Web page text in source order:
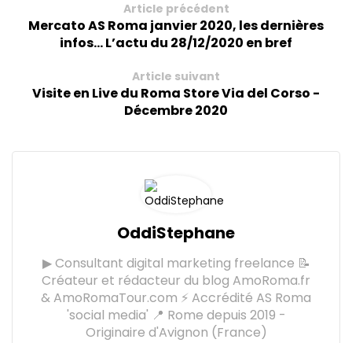
Article précédent
Mercato AS Roma janvier 2020, les dernières
infos... L’actu du 28/12/2020 en bref
Article suivant
Visite en Live du Roma Store Via del Corso -
Décembre 2020
OddiStephane
▶ Consultant digital marketing freelance 📝
Créateur et rédacteur du blog AmoRoma.fr
& AmoRomaTour.com ⚡ Accrédité AS Roma
'social media' 📍 Rome depuis 2019 -
Originaire d'Avignon (France)